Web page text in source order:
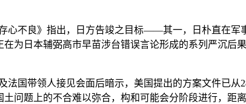
不良》指出，日方告竣之目标——其一，日朴直在军
为日本辅弼高市早苗涉台错误言论形成的系列严沉后
国带领人接见会面后暗示，美国提出的方案文件已从
问题上的不合难以弥合，构和可能会分阶段进行，距离